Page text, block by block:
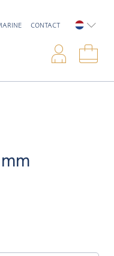
CONTACT